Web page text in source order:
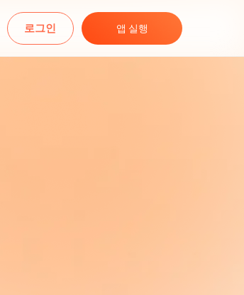
로그인 앱 실행